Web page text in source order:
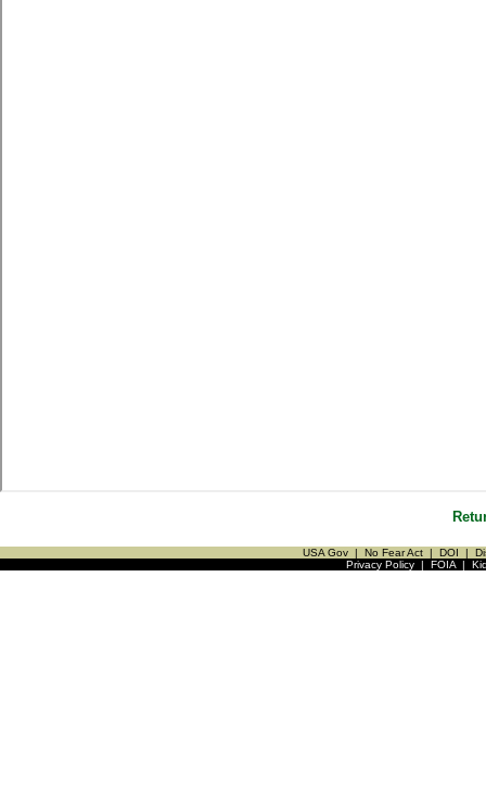
USA Gov | No Fear Act | DOI |
Privacy Policy| FOIA|